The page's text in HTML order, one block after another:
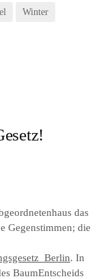
Winter
das
Gegenstimmen; die
. In
BaumEntscheids